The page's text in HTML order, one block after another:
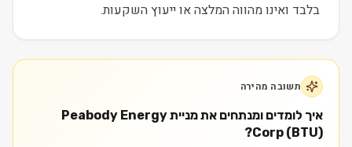
בלבד ואינו מהווה המלצה או ייעוץ השקעות.
תשובה מהירה
איך לומדים ומנתחים את מניית Peabody Energy
Corp (BTU)?